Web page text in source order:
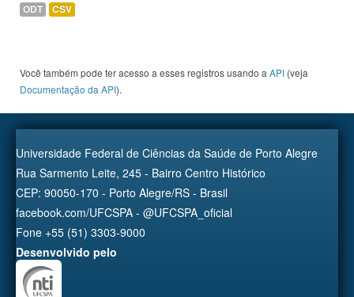
ODT CSV
Você também pode ter acesso a esses registros usando a API (veja
Documentação da API).
Universidade Federal de Ciências da Saúde de Porto Alegre
Rua Sarmento Leite, 245 - Bairro Centro Histórico
CEP: 90050-170 - Porto Alegre/RS - Brasil
facebook.com/UFCSPA - @UFCSPA_oficial
Fone +55 (51) 3303-9000
Desenvolvido pelo